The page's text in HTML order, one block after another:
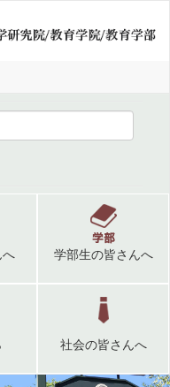
へ 学部生の皆さんへ
社会の皆さんへ